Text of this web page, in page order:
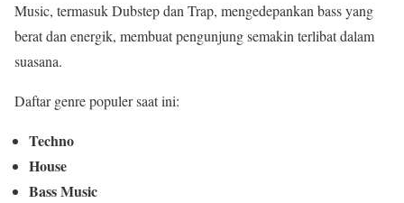
Music, termasuk Dubstep dan Trap, mengedepankan bass yang
berat dan energik, membuat pengunjung semakin terlibat dalam
suasana.
Daftar genre populer saat ini:
Techno
House
Bass Music